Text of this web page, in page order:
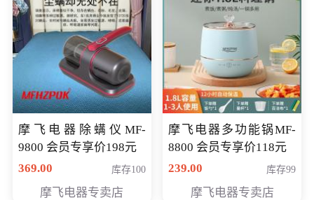
摩飞电器除螨仪MF-
9800 会员专享价198元
369.00
库存100
摩飞电器专卖店
摩飞电器多功能锅MF-
8800 会员专享价118元
239.00
库存99
摩飞电器专卖店